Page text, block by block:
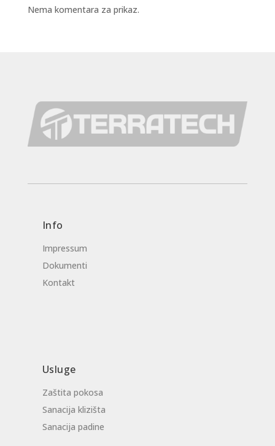
Nema komentara za prikaz.
Info
Impressum
Dokumenti
Kontakt
Usluge
Zaštita pokosa
Sanacija klizišta
Sanacija padine